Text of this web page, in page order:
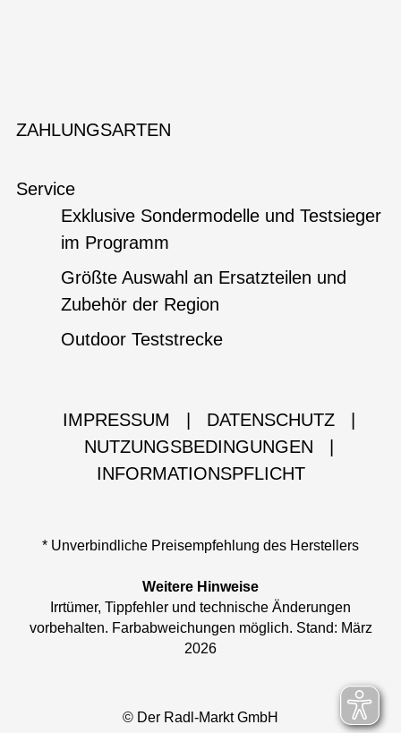
ZAHLUNGSARTEN
Service
Exklusive Sondermodelle und Testsieger
im Programm
Größte Auswahl an Ersatzteilen und
Zubehör der Region
Outdoor Teststrecke
IMPRESSUM DATENSCHUTZ
NUTZUNGSBEDINGUNGEN
INFORMATIONSPFLICHT
* Unverbindliche Preisempfehlung des Herstellers
Weitere Hinweise
Irrtümer, Tippfehler und technische Änderungen
vorbehalten. Farbabweichungen möglich. Stand: März
2026
© Der Radl-Markt GmbH